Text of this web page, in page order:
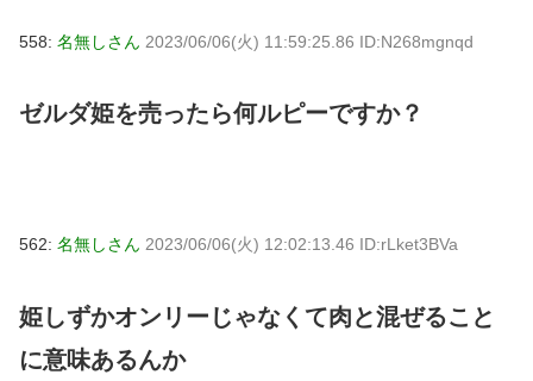
558: 名無しさん 2023/06/06(火) 11:59:25.86 ID:N268mgnqd
ゼルダ姫を売ったら何ルピーですか？
562: 名無しさん 2023/06/06(火) 12:02:13.46 ID:rLket3BVa
姫しずかオンリーじゃなくて肉と混ぜること
に意味あるんか